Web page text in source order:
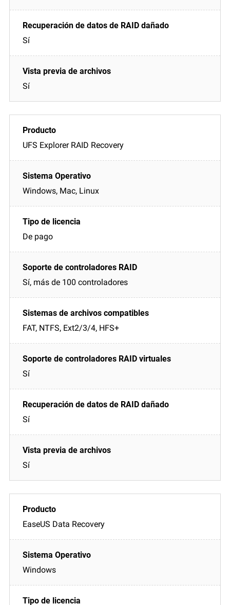
Sí
Sí
UFS Explorer RAID Recovery
Windows, Mac, Linux
De pago
Sí, más de 100 controladores
FAT, NTFS, Ext2/3/4, HFS+
Sí
Sí
Sí
EaseUS Data Recovery
Windows